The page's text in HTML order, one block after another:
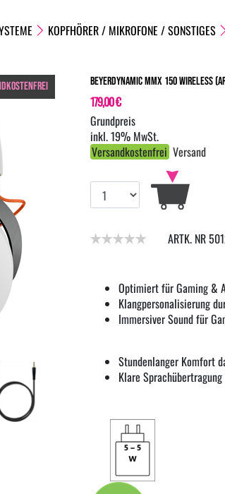
KOPFHÖRER / MIKROFONE / SONSTIGES
beyerdynamic MMX 150 Wireless
ARTK. NR
Optimiert für Gaming &
Klangpersonalisierung
Immersiver Sound für
Stundenlanger Komfort
Klare
179,00 €
inkl. 19% MwSt.
Versandkostenfrei Versand